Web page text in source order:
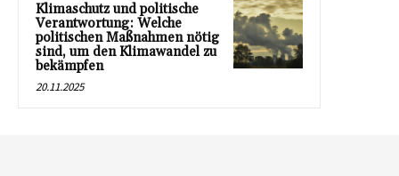
Klimaschutz und politische
Verantwortung: Welche
politischen Maßnahmen nötig
sind, um den Klimawandel zu
bekämpfen
20.11.2025